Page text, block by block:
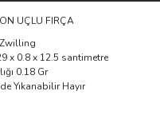
UÇLU FIRÇA
x 0.8 x 12.5 santimetre
0.18 Gr
Yıkanabilir Hayır